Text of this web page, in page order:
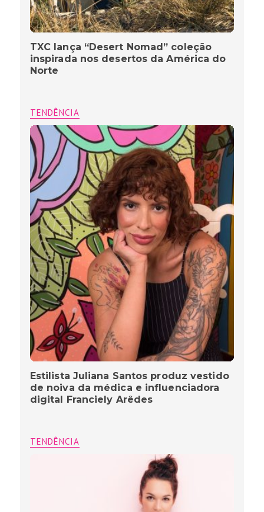
TXC lança “Desert Nomad” coleção
inspirada nos desertos da América do
Norte
TENDÊNCIA
Estilista Juliana Santos produz vestido
de noiva da médica e influenciadora
digital Franciely Arêdes
TENDÊNCIA